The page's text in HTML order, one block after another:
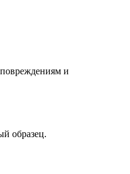
и
образец.